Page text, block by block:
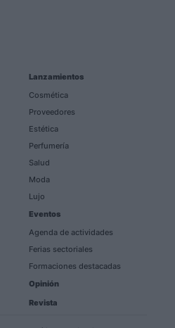
Lanzamientos
Cosmética
Proveedores
Estética
Perfumería
Salud
Moda
Lujo
Eventos
Agenda de actividades
Ferias sectoriales
Formaciones destacadas
Opinión
Revista